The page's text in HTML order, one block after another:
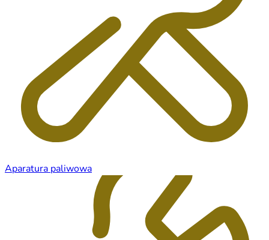
Aparatura paliwowa